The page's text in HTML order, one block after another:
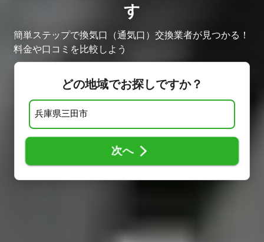
す
簡単ステップで換気口（通気口）交換業者が見つかる！
料金や口コミを比較しよう
どの地域でお探しですか？
次へ